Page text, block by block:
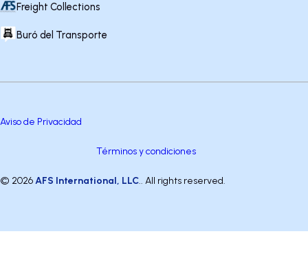
Freight Collections
Buró del Transporte
© 2026AFS International, LLC.. All rights reserved.
Términos y condiciones
Aviso de Privacidad